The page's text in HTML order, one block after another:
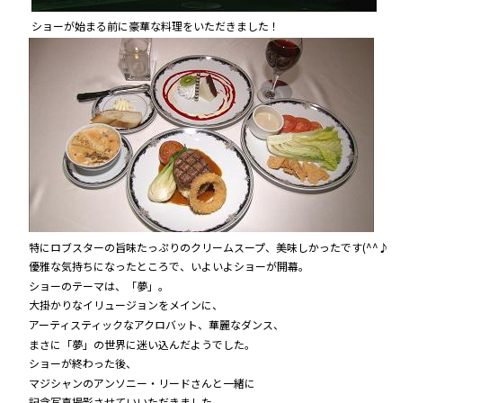
ショーが始まる前に豪華な料理をいただきました！
特にロブスターの旨味たっぷりのクリームスープ、美味しかったです(^^♪
優雅な気持ちになったところで、いよいよショーが開幕。
ショーのテーマは、「夢」。
大掛かりなイリュージョンをメインに、
アーティスティックなアクロバット、華麗なダンス、
まさに「夢」の世界に迷い込んだようでした。
ショーが終わった後、
マジシャンのアンソニー・リードさんと一緒に